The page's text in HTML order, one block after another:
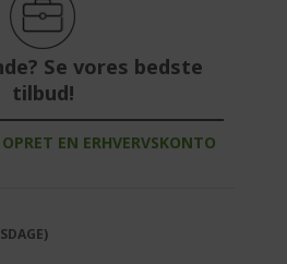
Se vores bedste
tilbud!
OPRET EN ERHVERVSKONTO